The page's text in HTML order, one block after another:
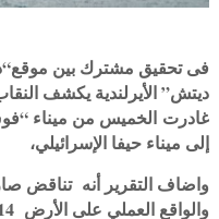
فى تحقيق مشترك بين
ديتش” الأيرلندية يكشف
غادرت الخميس من ميناء
إلى ميناء حيفا الإسرائيلي،
واضاف التقرير أنه تناقض